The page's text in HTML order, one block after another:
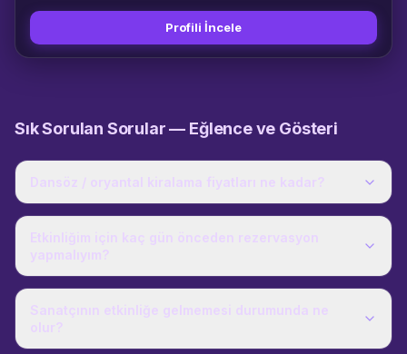
Profili İncele
Sık Sorulan Sorular — Eğlence ve Gösteri
Dansöz / oryantal kiralama fiyatları ne kadar?
Etkinliğim için kaç gün önceden rezervasyon
yapmalıyım?
Sanatçının etkinliğe gelmemesi durumunda ne
olur?